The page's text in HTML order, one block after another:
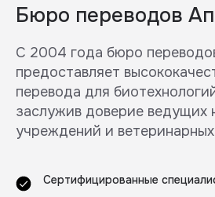
Бюро переводов
С 2004 года бюро
предоставляет
перевода для
заслужив доверие ведущих
учреждений и
Сертифицированные